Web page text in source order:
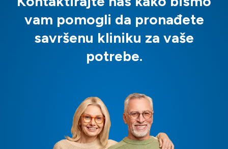
vam pomogli da pronađete
savršenu kliniku za vaše
potrebe.